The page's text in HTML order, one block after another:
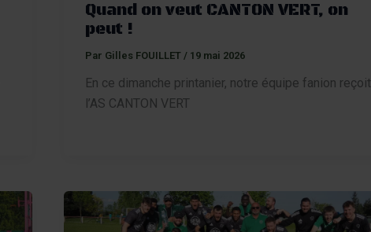
Quand on veut CANTON VERT, on
peut !
Par Gilles FOUILLET / 19 mai 2026
En ce dimanche printanier, notre équipe fanion reçoit
l’AS CANTON VERT